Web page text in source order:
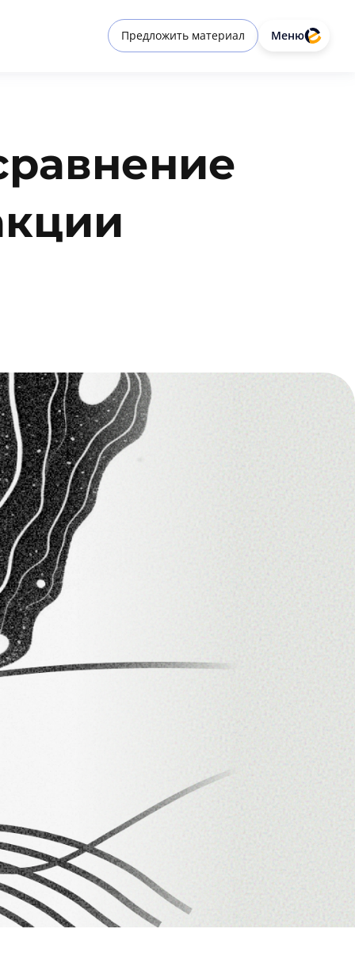
Предложить материал Меню